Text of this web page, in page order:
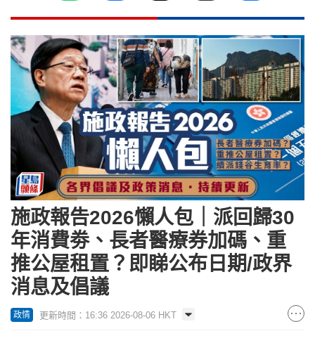
施政報告2026懶人包｜派回歸30
年消費劵、長者醫療券加碼、重
推公屋租置？即睇公布日期/政界
消息及倡議
政情 更新時間：16:36 2026-08-06 HKT